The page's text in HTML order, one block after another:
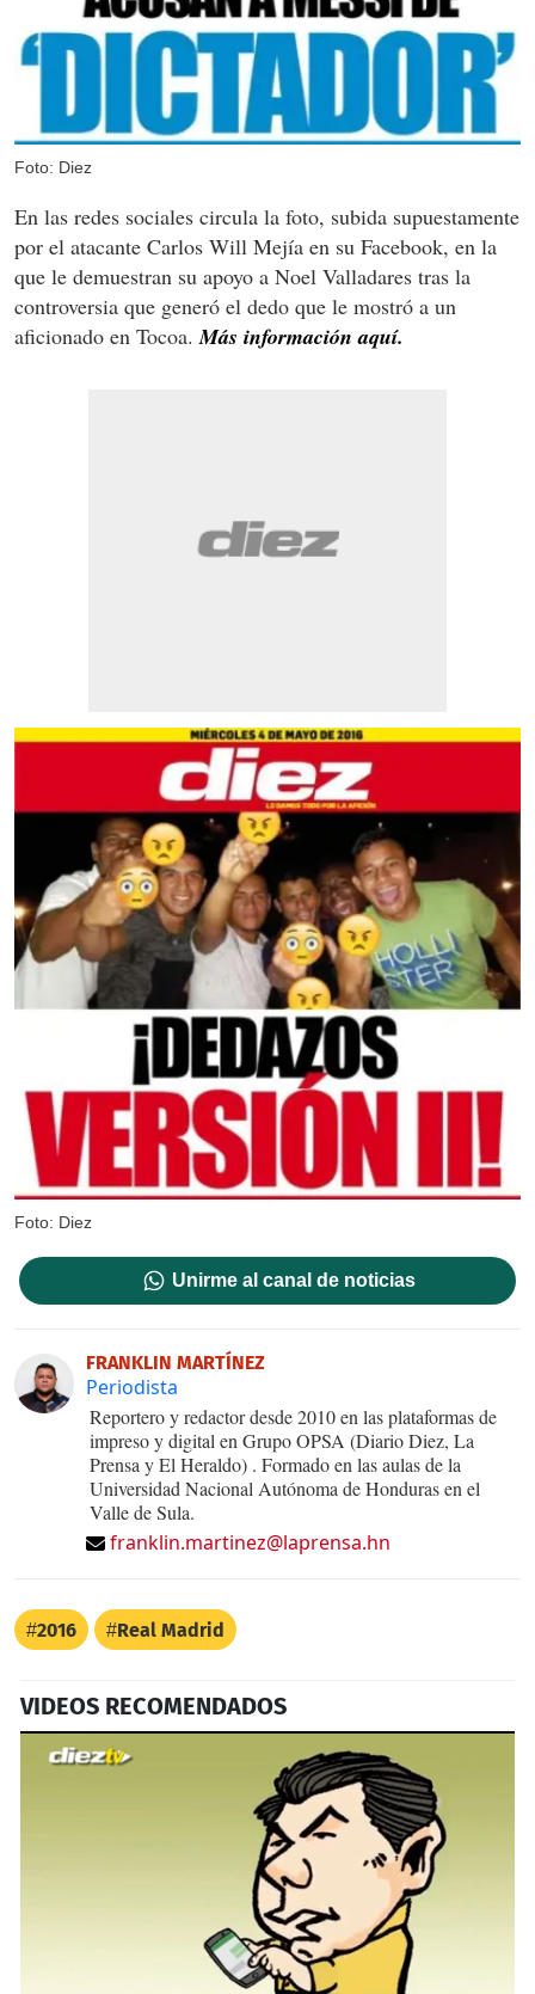
Foto: Diez
En las redes sociales circula la foto, subida supuestamente
por el atacante Carlos Will Mejía en su Facebook, en la
que le demuestran su apoyo a Noel Valladares tras la
controversia que generó el dedo que le mostró a un
aficionado en Tocoa. Más información aquí.
Foto: Diez
Unirme al canal de noticias
FRANKLIN MARTÍNEZ
Periodista
Reportero y redactor desde 2010 en las plataformas de
impreso y digital en Grupo OPSA (Diario Diez, La
Prensa y El Heraldo) . Formado en las aulas de la
Universidad Nacional Autónoma de Honduras en el
Valle de Sula.
franklin.martinez@laprensa.hn
2016 Real Madrid
VIDEOS RECOMENDADOS